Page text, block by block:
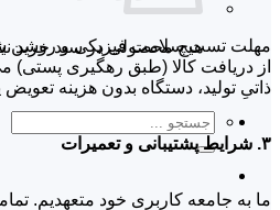
هیچ محصولی در سبد خرید
جستجو
برای:
مهلت تست سلامت فیزیکی و روشن
از دریافت کالا (طبق رهگیری
ذاتیِ تولید، دستگاه بدون هزینه
۳. شرایط پشتیبانی و تعمیرات
ما به جامعه کاربری خود متعهدیم.